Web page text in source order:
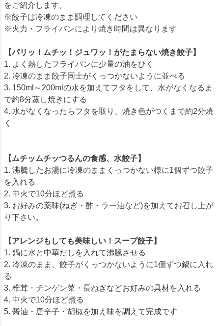
をご紹介します。
※餃子は冷凍のまま調理してください
※火力・フライパンにより焼き時間は異なります
【パリッ！ムチッ！ジュワッ！がたまらない焼き餃子】
1. よく熱したフライパンに少量の油をひく
2. 冷凍のまま餃子同士がくっつかないように並べる
3. 150ml～200mlの水を加えてフタをして、水がなくなるま
で約8分蒸し焼きにする
4. 水がなくなったらフタを取り、焼き色がつくまで約2分焼
く
【ムチッムチッつるんの食感、水餃子】
1. 沸騰したお湯に冷凍のままくっつかない様に1個ずつ餃子
を入れる
2. 中火で10分ほど煮る
3. お好みの薬味(ねぎ・酢・ラー油など)を加えてお召し上が
り下さい。
【アレンジもしても美味しい！スープ餃子】
1. 鍋に水と中華だしを入れて沸騰させる
2. 冷凍のまま、餃子がくっつかないように1個ずつ鍋に入れ
る
3. 椎茸・チンゲン菜・長ねぎなどお好みの具材を入れる
4. 中火で10分ほど煮る
5. 醤油・唐辛子・胡椒を加え味を調えて完成です